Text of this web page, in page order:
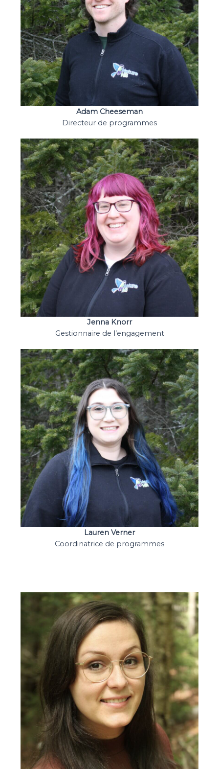
Adam Cheeseman
Directeur de programmes
Jenna Knorr
Gestionnaire de l’engagement
Lauren Verner
Coordinatrice de programmes